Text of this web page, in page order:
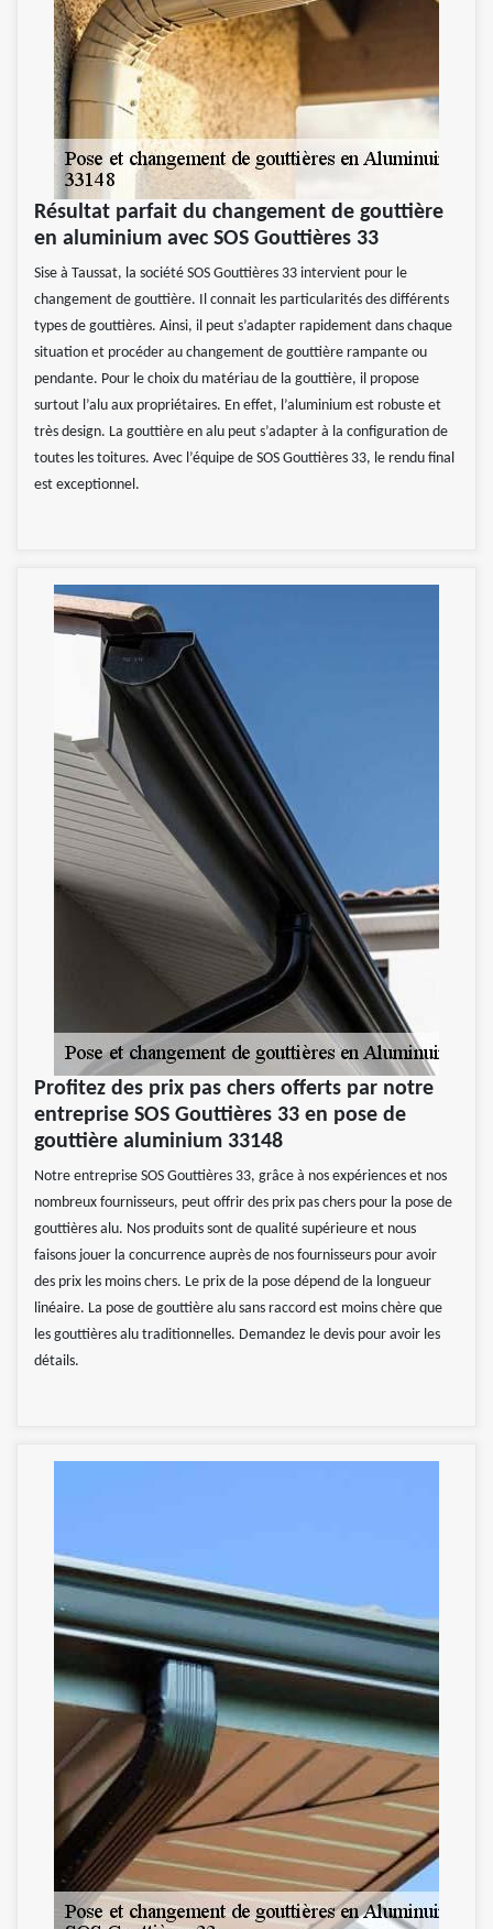
Résultat parfait du changement de gouttière
en aluminium avec SOS Gouttières 33
Sise à Taussat, la société SOS Gouttières 33 intervient pour le
changement de gouttière. Il connait les particularités des différents
types de gouttières. Ainsi, il peut s’adapter rapidement dans chaque
situation et procéder au changement de gouttière rampante ou
pendante. Pour le choix du matériau de la gouttière, il propose
surtout l’alu aux propriétaires. En effet, l’aluminium est robuste et
très design. La gouttière en alu peut s’adapter à la configuration de
toutes les toitures. Avec l’équipe de SOS Gouttières 33, le rendu final
est exceptionnel.
Profitez des prix pas chers offerts par notre
entreprise SOS Gouttières 33 en pose de
gouttière aluminium 33148
Notre entreprise SOS Gouttières 33, grâce à nos expériences et nos
nombreux fournisseurs, peut offrir des prix pas chers pour la pose de
gouttières alu. Nos produits sont de qualité supérieure et nous
faisons jouer la concurrence auprès de nos fournisseurs pour avoir
des prix les moins chers. Le prix de la pose dépend de la longueur
linéaire. La pose de gouttière alu sans raccord est moins chère que
les gouttières alu traditionnelles. Demandez le devis pour avoir les
détails.